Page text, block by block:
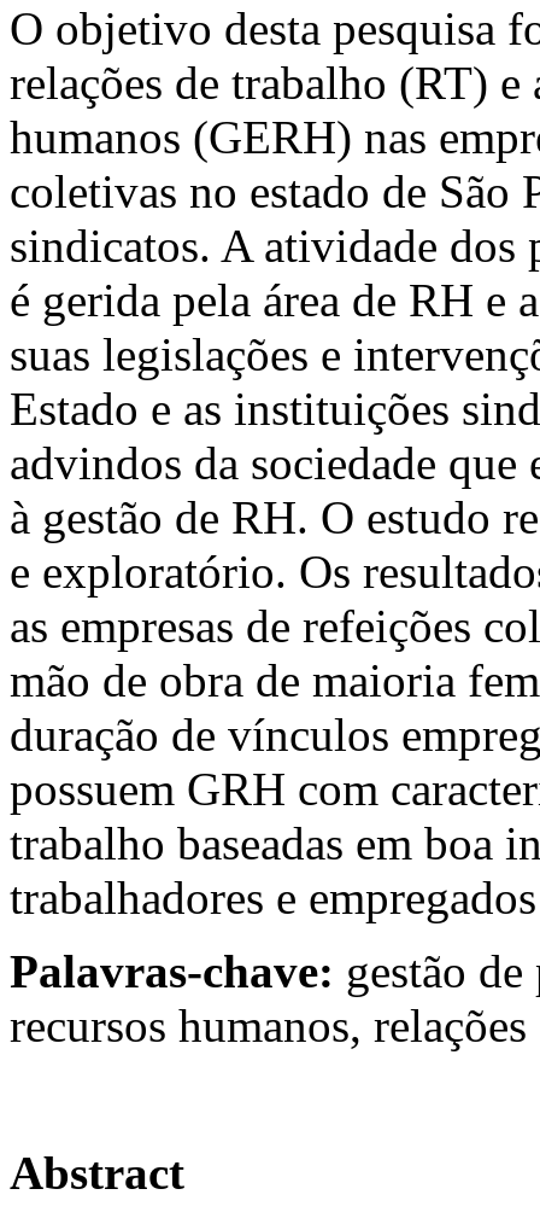
O objetivo desta pesquisa
relações de trabalho (RT) e
humanos (GERH) nas
coletivas no estado de São
sindicatos. A atividade dos
é gerida pela área de RH e
suas legislações e
Estado e as instituições
advindos da sociedade que
à gestão de RH. O estudo
e exploratório. Os
as empresas de refeições
mão de obra de maioria
duração de vínculos
possuem GRH com
trabalho baseadas em boa
trabalhadores e
Palavras-chave: gestão de
recursos humanos,
Abstract